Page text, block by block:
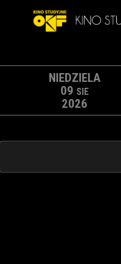
NIEDZIELA
09 SIE
2026